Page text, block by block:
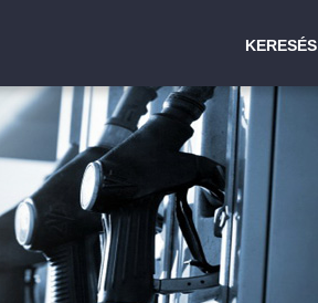
KERESÉS